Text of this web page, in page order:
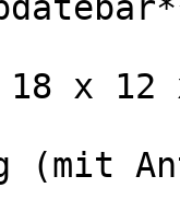
18 x 12
(mit